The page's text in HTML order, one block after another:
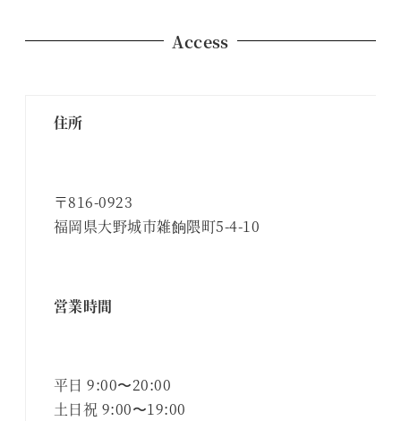
Access
住所
〒816-0923
福岡県大野城市雑餉隈町5-4-10
営業時間
平日 9:00〜20:00
土日祝 9:00〜19:00